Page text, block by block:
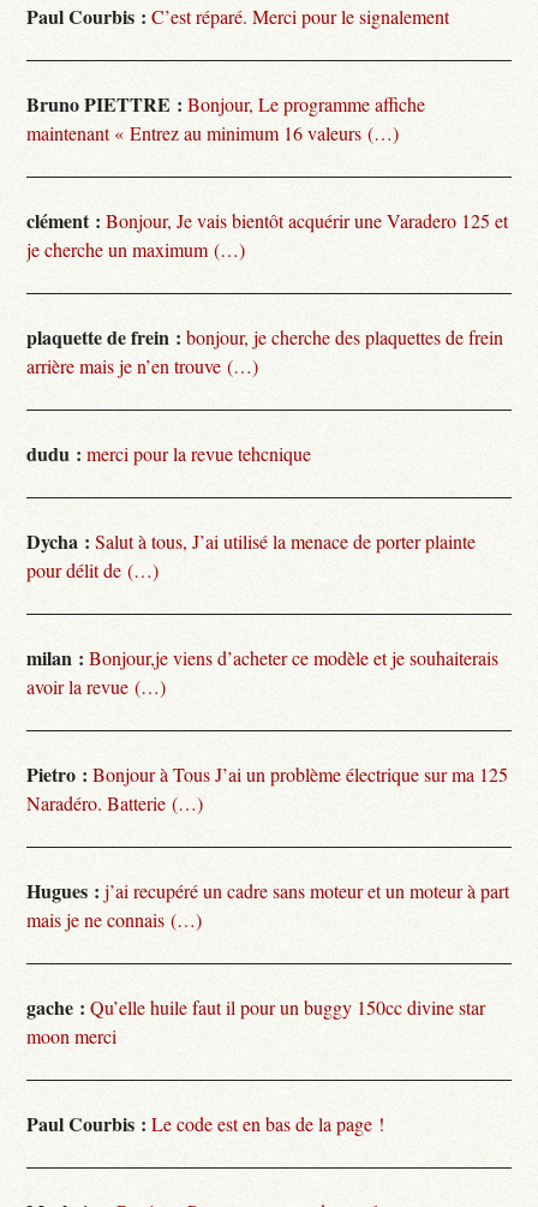
Paul Courbis : C’est réparé. Merci pour le signalement
Bruno PIETTRE : Bonjour, Le programme affiche
maintenant « Entrez au minimum 16 valeurs (…)
clément : Bonjour, Je vais bientôt acquérir une Varadero 125 et
je cherche un maximum (…)
plaquette de frein : bonjour, je cherche des plaquettes de frein
arrière mais je n’en trouve (…)
dudu : merci pour la revue tehcnique
Dycha : Salut à tous, J’ai utilisé la menace de porter plainte
pour délit de (…)
milan : Bonjour,je viens d’acheter ce modèle et je souhaiterais
avoir la revue (…)
Pietro : Bonjour à Tous J’ai un problème électrique sur ma 125
Naradéro. Batterie (…)
Hugues : j’ai recupéré un cadre sans moteur et un moteur à part
mais je ne connais (…)
gache : Qu’elle huile faut il pour un buggy 150cc divine star
moon merci
Paul Courbis : Le code est en bas de la page !